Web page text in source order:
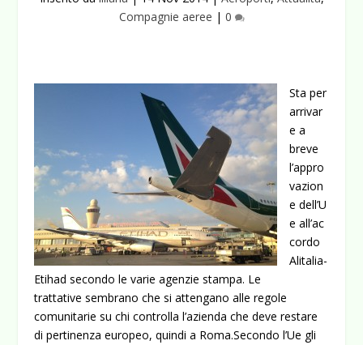
Compagnie aeree | 0
Sta per
arrivar
e a
breve
l’appro
vazion
e dell’U
e all’ac
cordo
Alitalia-
Etihad secondo le varie agenzie stampa. Le
trattative sembrano che si attengano alle regole
comunitarie su chi controlla l’azienda che deve restare
di pertinenza europeo, quindi a Roma.Secondo l’Ue gli